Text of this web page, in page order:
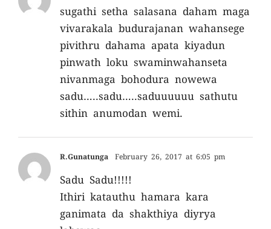
sugathi setha salasana daham maga
vivarakala budurajanan wahansege
pivithru dahama apata kiyadun
pinwath loku swaminwahanseta
nivanmaga bohodura nowewa
sadu…..sadu…..saduuuuuu sathutu
sithin anumodan wemi.
R.Gunatunga February 26, 2017 at 6:05 pm
Sadu Sadu!!!!!
Ithiri katauthu hamara kara
ganimata da shakthiya diyrya